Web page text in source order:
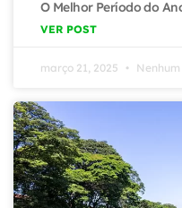
O Melhor Período do
VER POST
março 21, 2025